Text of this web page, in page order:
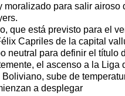
moralizado para salir airoso
que está previsto para el
Capriles de la capital
neutral para definir el título
el ascenso a la Liga
Boliviano, sube de
a desplegar